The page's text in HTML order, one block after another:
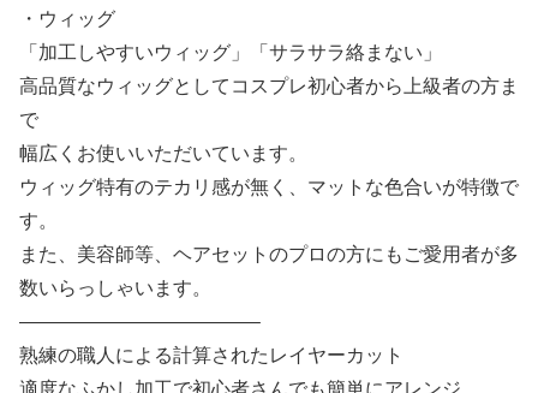
・ウィッグ
「加工しやすいウィッグ」「サラサラ絡まない」
高品質なウィッグとしてコスプレ初心者から上級者の方ま
で
幅広くお使いいただいています。
ウィッグ特有のテカリ感が無く、マットな色合いが特徴で
す。
また、美容師等、ヘアセットのプロの方にもご愛用者が多
数いらっしゃいます。
————————————–
熟練の職人による計算されたレイヤーカット
適度なふかし加工で初心者さんでも簡単にアレンジ